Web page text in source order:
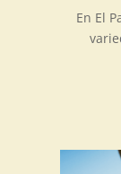
En El